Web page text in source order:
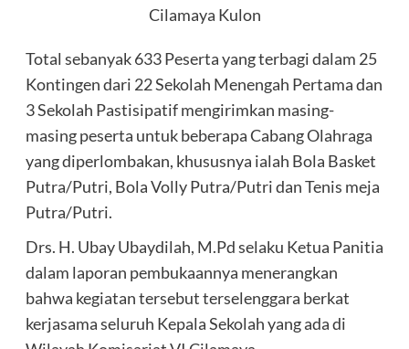
Cilamaya Kulon
Total sebanyak 633 Peserta yang terbagi dalam 25
Kontingen dari 22 Sekolah Menengah Pertama dan
3 Sekolah Pastisipatif mengirimkan masing-
masing peserta untuk beberapa Cabang Olahraga
yang diperlombakan, khususnya ialah Bola Basket
Putra/Putri, Bola Volly Putra/Putri dan Tenis meja
Putra/Putri.
Drs. H. Ubay Ubaydilah, M.Pd selaku Ketua Panitia
dalam laporan pembukaannya menerangkan
bahwa kegiatan tersebut terselenggara berkat
kerjasama seluruh Kepala Sekolah yang ada di